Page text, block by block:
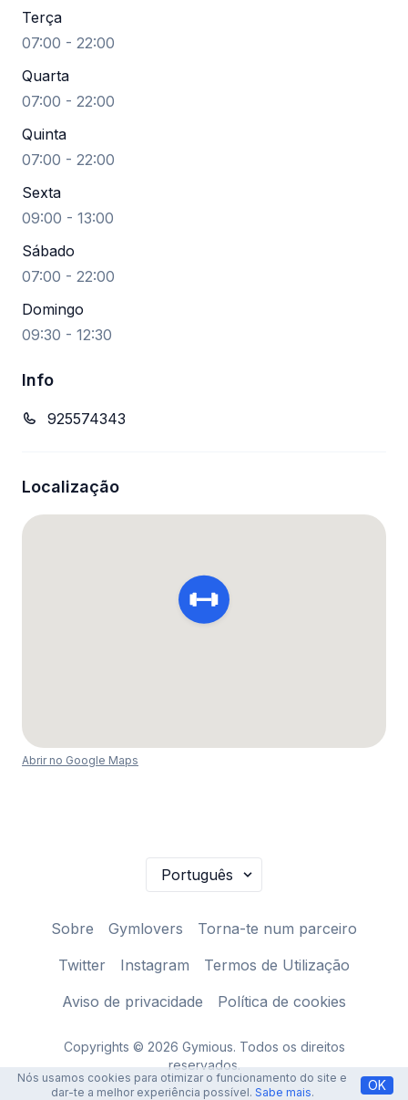
Terça
07:00 - 22:00
Quarta
07:00 - 22:00
Quinta
07:00 - 22:00
Sexta
09:00 - 13:00
Sábado
07:00 - 22:00
Domingo
09:30 - 12:30
Info
925574343
Localização
Abrir no Google Maps
Sobre Gymlovers
Torna-te num parceiro
Twitter
Instagram
Termos de Utilização
Aviso de privacidade
Política de cookies
Copyrights © 2026 Gymious. Todos os direitos
reservados.
Nós usamos cookies para otimizar o funcionamento do site e
dar-te a melhor experiência possível. Sabe mais. OK